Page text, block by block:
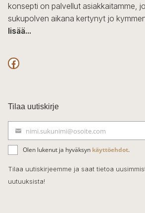
konsepti on palvellut asiakkaitamme,
sukupolven aikana kertynyt jo
lisää...
F
c
e
b
o
o
k
Tilaa uutiskirje
ä
h
k
nimi.sukunimi@osoite.com
Olen lukenut ja hyväksyn käyttöehdot.
Tilaa uutiskirjeemme ja saat tietoa
uutuuksista!